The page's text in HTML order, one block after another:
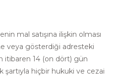
mal satışına ilişkin olması
veya gösterdiği adresteki
itibaren 14 (on dört) gün
şartıyla hiçbir hukuki ve cezai